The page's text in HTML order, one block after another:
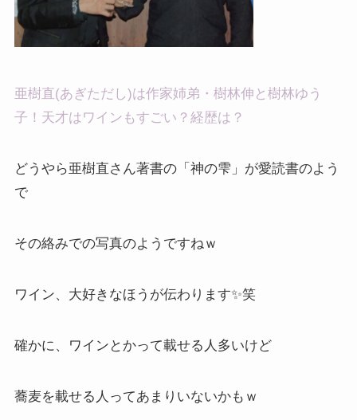
亜樹直(あぎただし)は作家姉弟・樹林伸と樹林ゆう
子！天才はワインもすごい？経歴は？
どうやら亜樹直さん著書の「神の雫」が愛読書のよう
で
その絡みでの写真のようですねｗ
ワイン、大好きなほうが伝わります✨笑
確かに、ワインとかって載せる人多いけど
蕎麦を載せる人ってあまりいないかもｗ